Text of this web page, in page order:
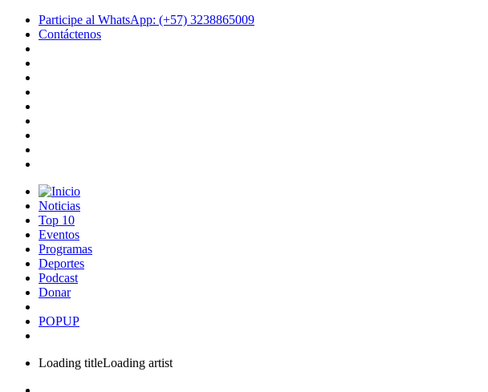
Participe al WhatsApp: (+57) 3238865009
Contáctenos
Noticias
Top 10
Eventos
Programas
Deportes
Podcast
Donar
POPUP
Loading titleLoading artist